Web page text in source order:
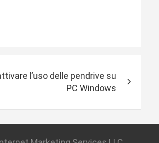
l’uso delle pendrive su
PC Windows